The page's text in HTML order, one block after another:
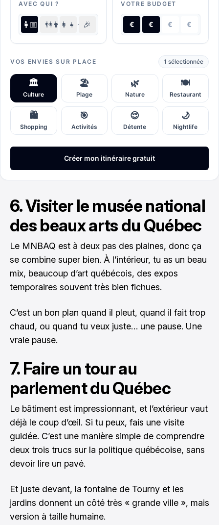
6. Visiter le musée national
des beaux arts du Québec
Le MNBAQ est à deux pas des plaines, donc ça
se combine super bien. À l’intérieur, tu as un beau
mix, beaucoup d’art québécois, des expos
temporaires souvent très bien fichues.
C’est un bon plan quand il pleut, quand il fait trop
chaud, ou quand tu veux juste… une pause. Une
vraie pause.
7. Faire un tour au
parlement du Québec
Le bâtiment est impressionnant, et l’extérieur vaut
déjà le coup d’œil. Si tu peux, fais une visite
guidée. C’est une manière simple de comprendre
deux trois trucs sur la politique québécoise, sans
devoir lire un pavé.
Et juste devant, la fontaine de Tourny et les
jardins donnent un côté très « grande ville », mais
version à taille humaine.